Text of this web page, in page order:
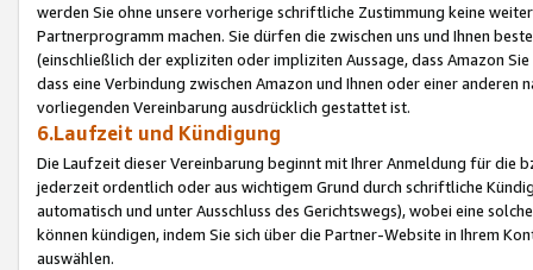
werden Sie ohne unsere vorherige schriftliche Zustimmung keine
Partnerprogramm machen. Sie dürfen die zwischen uns und Ihnen
(einschließlich der expliziten oder impliziten Aussage, dass Amazon
dass eine Verbindung zwischen Amazon und Ihnen oder einer
vorliegenden Vereinbarung ausdrücklich gestattet ist.
6.Laufzeit und Kündigung
Die Laufzeit dieser Vereinbarung beginnt mit Ihrer Anmeldung für die
jederzeit ordentlich oder aus wichtigem Grund durch schriftliche
automatisch und unter Ausschluss des Gerichtswegs), wobei eine
können kündigen, indem Sie sich über die Partner-Website in Ihrem
auswählen.